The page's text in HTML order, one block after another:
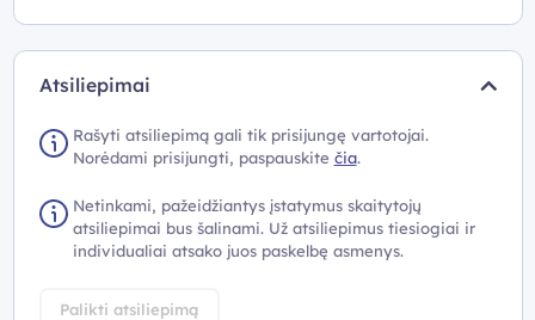
Atsiliepimai
Rašyti atsiliepimą gali tik prisijungę vartotojai.
Norėdami prisijungti, paspauskite čia.
Netinkami, pažeidžiantys įstatymus skaitytojų
atsiliepimai bus šalinami. Už atsiliepimus tiesiogiai ir
individualiai atsako juos paskelbę asmenys.
Palikti atsiliepimą